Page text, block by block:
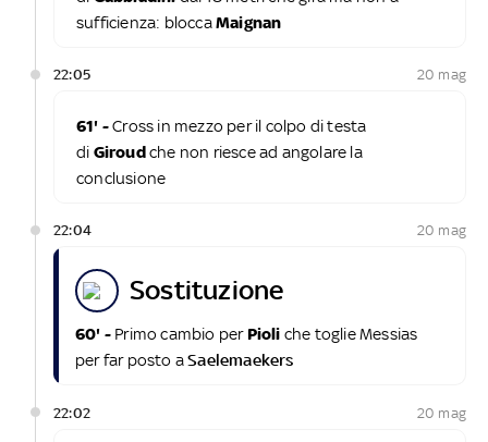
sufficienza: bloccaMaignan
22:05 20 mag
61' -Cross in mezzo per il colpo di testa
di Giroudche non riesce ad angolare la
conclusione
22:04 20 mag
sostituzione
60' - Primo cambio per Pioli che toglie Messias
per far posto aSaelemaekers
22:02 20 mag